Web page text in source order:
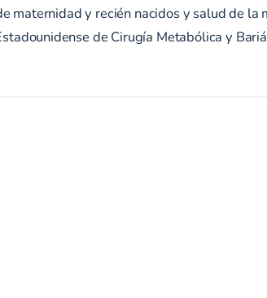
maternidad y recién nacidos y salud de
de Cirugía Metabólica y